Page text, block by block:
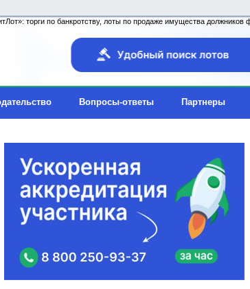
торги по банкротству, лоты по продаже имущества
Вопросы-ответы Партнеры